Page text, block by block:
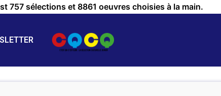
757 sélections et 8861 oeuvres choisies à la main.